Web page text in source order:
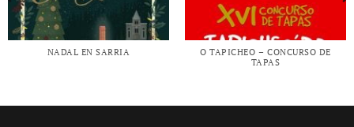
NADAL EN SARRIA
O TAPICHEO – CONCURSO DE
TAPAS